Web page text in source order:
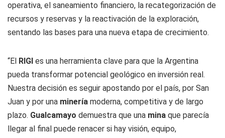
operativa, el saneamiento financiero, la recategorización de
recursos y reservas y la reactivación de la exploración,
sentando las bases para una nueva etapa de crecimiento.
“El RIGI es una herramienta clave para que la Argentina
pueda transformar potencial geológico en inversión real.
Nuestra decisión es seguir apostando por el país, por San
Juan y por una minería moderna, competitiva y de largo
plazo. Gualcamayo demuestra que una mina que parecía
llegar al final puede renacer si hay visión, equipo,